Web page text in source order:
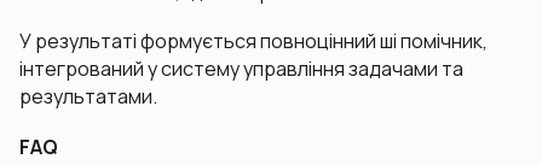
У результаті формується повноцінний ші помічник,
інтегрований у систему управління задачами та
результатами.
FAQ